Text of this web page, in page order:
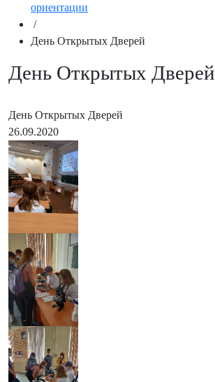
ориентации
/
День Открытых Дверей
День Открытых Дверей
День Открытых Дверей
26.09.2020